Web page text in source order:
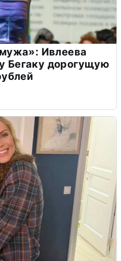
Ивлеева
Бегаку дорогущую